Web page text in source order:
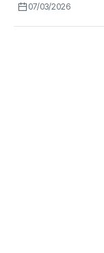
07/03/2026